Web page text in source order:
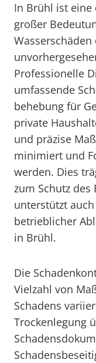
In Brühl ist eine
großer
Professionelle
umfassende
behebung für
private
und präzise
minimiert und
werden. Dies
zum Schutz
unterstützt
betrieblicher
in Brühl.
Die
Vielzahl von
Schadens
Trockenlegung